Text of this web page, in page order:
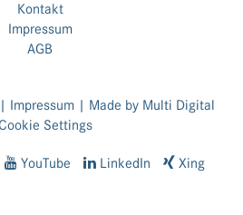
Kontakt
Impressum
AGB
Impressum| Made by Multi Digital
Settings
YouTube LinkedIn Xing